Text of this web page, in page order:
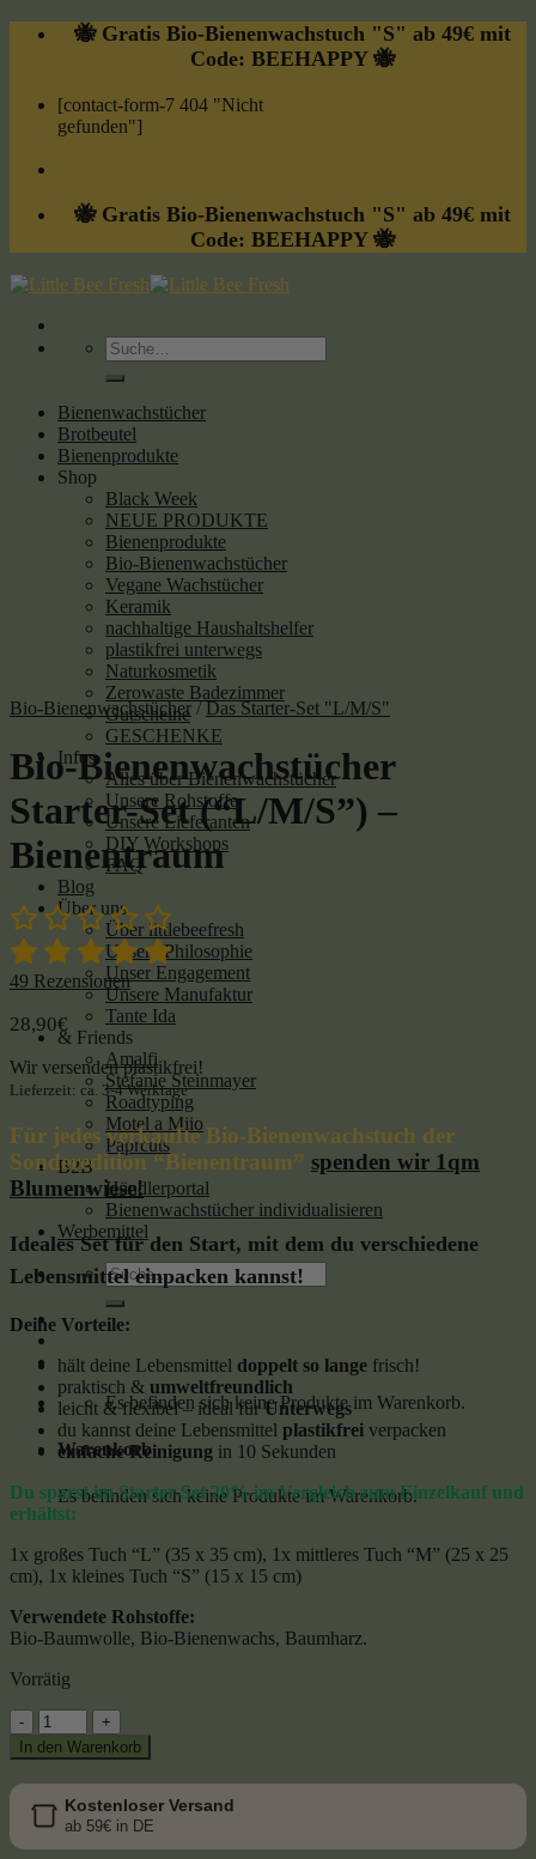
Skip
🐝 Gratis Bio-Bienenwachstuch "S" ab 49€ mit
Code: BEEHAPPY 🐝
[contact-form-7 404 "Nicht
gefunden"]
🐝 Gratis Bio-Bienenwachstuch "S" ab 49€ mit
Code: BEEHAPPY 🐝
Suche
nach:
Bienenwachstücher
Brotbeutel
Bienenprodukte
Shop
Black Week
NEUE PRODUKTE
Bienenprodukte
Bio-Bienenwachstücher
Vegane Wachstücher
Keramik
nachhaltige Haushaltshelfer
plastikfrei unterwegs
Naturkosmetik
Zerowaste Badezimmer
Gutscheine
GESCHENKE
Infos
Alles über Bienenwachstücher
Unsere Rohstoffe
Unsere Lieferanten
DIY Workshops
FAQ
Blog
Über uns
Über littlebeefresh
Unsere Philosophie
Unser Engagement
Unsere Manufaktur
Tante Ida
& Friends
Amalfi
Stefanie Steinmayer
Roadtyping
Motel a Miio
Paprcuts
B2B
Händlerportal
Bienenwachstücher individualisieren
Werbemittel
Suche
nach:
Es befinden sich keine Produkte im Warenkorb.
Warenkorb
Es befinden sich keine Produkte im Warenkorb.
Bio-Bienenwachstücher / Das Starter-Set "L/M/S"
Bio-Bienenwachstücher
Starter-Set (“L/M/S”) –
Bienentraum
49 Rezensionen
28,90€
Wir versenden plastikfrei!
Lieferzeit: ca. 3-4 Werktage
Für jedes verkaufte Bio-Bienenwachstuch der
Sonderedition “Bienentraum” spenden wir 1qm
Blumenwiese!
Ideales Set für den Start, mit dem du verschiedene
Lebensmittel einpacken kannst!
Deine Vorteile:
hält deine Lebensmittel doppelt so lange frisch!
praktisch & umweltfreundlich
leicht & flexibel – ideal fürUnterwegs
du kannst deine Lebensmittel plastikfrei verpacken
einfache Reinigung in 10 Sekunden
Du sparst im Starter-Set 20% im Vergleich zum Einzelkauf und
erhältst:
1x großes Tuch “L” (35 x 35 cm), 1x mittleres Tuch “M” (25 x 25
cm), 1x kleines Tuch “S” (15 x 15 cm)
Verwendete Rohstoffe:
Bio-Baumwolle, Bio-Bienenwachs, Baumharz.
Vorrätig
Bio-
Bienenwachstücher
Starter-
Set
("L/M/S")
-
Bienentraum
In den Warenkorb
Kostenloser Versand
ab 59€ in DE